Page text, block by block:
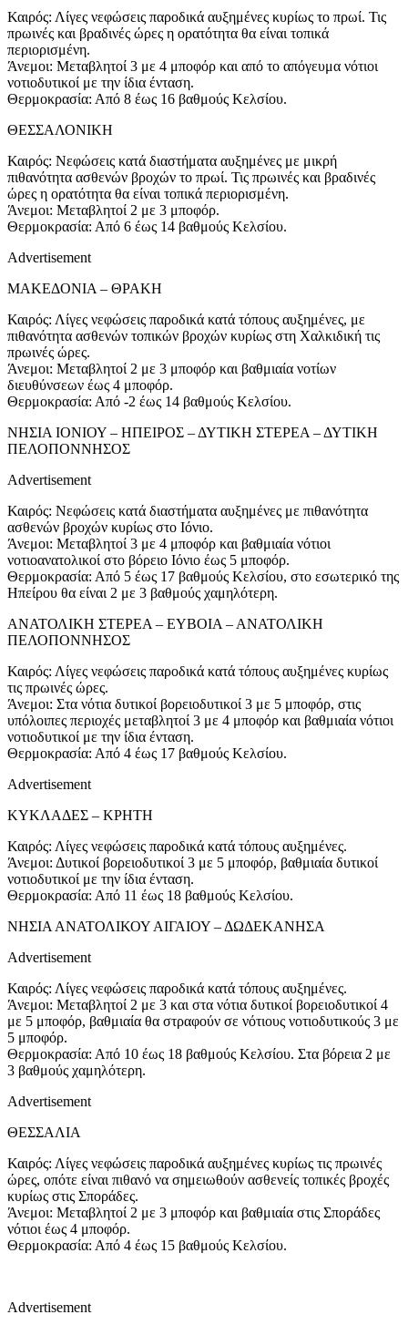
Καιρός: Λίγες νεφώσεις παροδικά αυξημένες κυρίως το πρωί. Τις
πρωινές και βραδινές ώρες η ορατότητα θα είναι τοπικά
περιορισμένη.
Άνεμοι: Μεταβλητοί 3 με 4 μποφόρ και από το απόγευμα νότιοι
νοτιοδυτικοί με την ίδια ένταση.
Θερμοκρασία: Από 8 έως 16 βαθμούς Κελσίου.
ΘΕΣΣΑΛΟΝΙΚΗ
Καιρός: Νεφώσεις κατά διαστήματα αυξημένες με μικρή
πιθανότητα ασθενών βροχών το πρωί. Τις πρωινές και βραδινές
ώρες η ορατότητα θα είναι τοπικά περιορισμένη.
Άνεμοι: Μεταβλητοί 2 με 3 μποφόρ.
Θερμοκρασία: Από 6 έως 14 βαθμούς Κελσίου.
Advertisement
ΜΑΚΕΔΟΝΙΑ – ΘΡΑΚΗ
Καιρός: Λίγες νεφώσεις παροδικά κατά τόπους αυξημένες, με
πιθανότητα ασθενών τοπικών βροχών κυρίως στη Χαλκιδική τις
πρωινές ώρες.
Άνεμοι: Μεταβλητοί 2 με 3 μποφόρ και βαθμιαία νοτίων
διευθύνσεων έως 4 μποφόρ.
Θερμοκρασία: Από -2 έως 14 βαθμούς Κελσίου.
ΝΗΣΙΑ ΙΟΝΙΟΥ – ΗΠΕΙΡΟΣ – ΔΥΤΙΚΗ ΣΤΕΡΕΑ – ΔΥΤΙΚΗ
ΠΕΛΟΠΟΝΝΗΣΟΣ
Advertisement
Καιρός: Νεφώσεις κατά διαστήματα αυξημένες με πιθανότητα
ασθενών βροχών κυρίως στο Ιόνιο.
Άνεμοι: Μεταβλητοί 3 με 4 μποφόρ και βαθμιαία νότιοι
νοτιοανατολικοί στο βόρειο Ιόνιο έως 5 μποφόρ.
Θερμοκρασία: Από 5 έως 17 βαθμούς Κελσίου, στο εσωτερικό της
Ηπείρου θα είναι 2 με 3 βαθμούς χαμηλότερη.
ΑΝΑΤΟΛΙΚΗ ΣΤΕΡΕΑ – ΕΥΒΟΙΑ – ΑΝΑΤΟΛΙΚΗ
ΠΕΛΟΠΟΝΝΗΣΟΣ
Καιρός: Λίγες νεφώσεις παροδικά κατά τόπους αυξημένες κυρίως
τις πρωινές ώρες.
Άνεμοι: Στα νότια δυτικοί βορειοδυτικοί 3 με 5 μποφόρ, στις
υπόλοιπες περιοχές μεταβλητοί 3 με 4 μποφόρ και βαθμιαία νότιοι
νοτιοδυτικοί με την ίδια ένταση.
Θερμοκρασία: Από 4 έως 17 βαθμούς Κελσίου.
Advertisement
ΚΥΚΛΑΔΕΣ – ΚΡΗΤΗ
Καιρός: Λίγες νεφώσεις παροδικά κατά τόπους αυξημένες.
Άνεμοι: Δυτικοί βορειοδυτικοί 3 με 5 μποφόρ, βαθμιαία δυτικοί
νοτιοδυτικοί με την ίδια ένταση.
Θερμοκρασία: Από 11 έως 18 βαθμούς Κελσίου.
ΝΗΣΙΑ ΑΝΑΤΟΛΙΚΟΥ ΑΙΓΑΙΟΥ – ΔΩΔΕΚΑΝΗΣΑ
Advertisement
Καιρός: Λίγες νεφώσεις παροδικά κατά τόπους αυξημένες.
Άνεμοι: Μεταβλητοί 2 με 3 και στα νότια δυτικοί βορειοδυτικοί 4
με 5 μποφόρ, βαθμιαία θα στραφούν σε νότιους νοτιοδυτικούς 3 με
5 μποφόρ.
Θερμοκρασία: Από 10 έως 18 βαθμούς Κελσίου. Στα βόρεια 2 με
3 βαθμούς χαμηλότερη.
Advertisement
ΘΕΣΣΑΛΙΑ
Καιρός: Λίγες νεφώσεις παροδικά αυξημένες κυρίως τις πρωινές
ώρες, οπότε είναι πιθανό να σημειωθούν ασθενείς τοπικές βροχές
κυρίως στις Σποράδες.
Άνεμοι: Μεταβλητοί 2 με 3 μποφόρ και βαθμιαία στις Σποράδες
νότιοι έως 4 μποφόρ.
Θερμοκρασία: Από 4 έως 15 βαθμούς Κελσίου.
Advertisement